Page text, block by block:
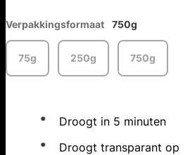
Verpakkingsformaat 750g
75g 250g 750g
Droogt in 5 minuten
Droogt transparant op